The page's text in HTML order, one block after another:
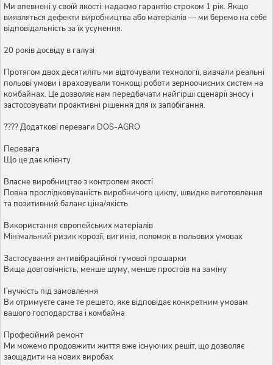
Ми впевнені у своїй якості: надаємо гарантію строком 1 рік. Якщо
виявляться дефекти виробництва або матеріалів — ми беремо на себе
відповідальність за їх усунення.
20 років досвіду в галузі
Протягом двох десятиліть ми відточували технології, вивчали реальні
польові умови і враховували тонкощі роботи зерноочисних систем на
комбайнах. Це дозволяє нам передбачати найгірші сценарії зносу і
застосовувати проактивні рішення для їх запобігання.
???? Додаткові переваги DOS-AGRO
Перевага
Що це дає клієнту
Власне виробництво з контролем якості
Повна прослідковуваність виробничого циклу, швидке виготовлення
та позитивний баланс ціна/якість
Використання європейських матеріалів
Мінімальний ризик корозії, вигинів, поломок в польових умовах
Застосування антивібраційної гумової прошарки
Вища довговічність, менше шуму, менше простоїв на заміну
Гнучкість під замовлення
Ви отримуєте саме те решето, яке відповідає конкретним умовам
вашого господарства і комбайна
Професійний ремонт
Ми можемо продовжити життя вже існуючих решіт, що дозволяє
заощадити на нових виробах